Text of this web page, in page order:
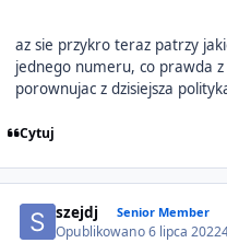
az sie przykro teraz patrzy
jednego numeru, co prawda
porownujac z dzisiejsza
Cytuj
szejdj Senior Member
Opublikowano6 lipca 2022